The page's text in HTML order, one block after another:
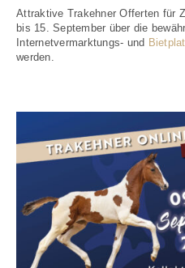
Attraktive Trakehner Offerten für
bis 15. September über die
Internetvermarktungs- und
werden.